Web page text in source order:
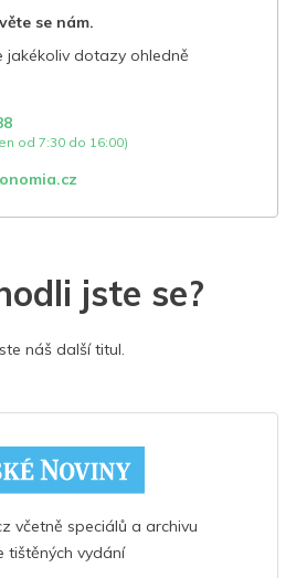
se nám.
dotazy ohledně
od 7:30 do 16:00)
jste se?
náš další titul.
včetně speciálů a archivu
tištěných vydání